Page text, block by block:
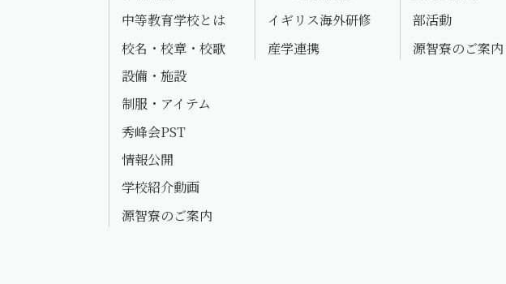
中等教育学校とは
校名・校章・校歌
設備・施設
制服・アイテム
秀峰会PST
情報公開
学校紹介動画
源智寮のご案内
イギリス海外研修
産学連携
部活動
源智寮のご案内